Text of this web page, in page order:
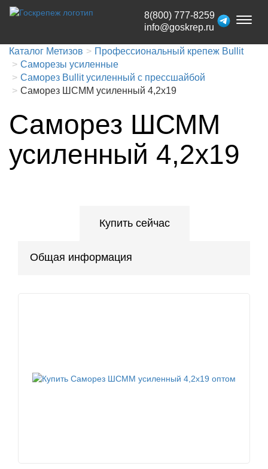
Toggle
8(800) 777-8259
info@goskrep.ru
Каталог Метизов
Профессиональный крепеж Bullit
Саморезы усиленные
Саморез Bullit усиленный с прессшайбой
Саморез ШСММ усиленный 4,2х19
Саморез ШСММ
усиленный 4,2х19
Купить сейчас
Общая информация